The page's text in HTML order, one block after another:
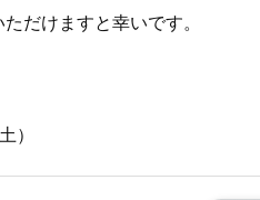
だけますと幸いです。
）